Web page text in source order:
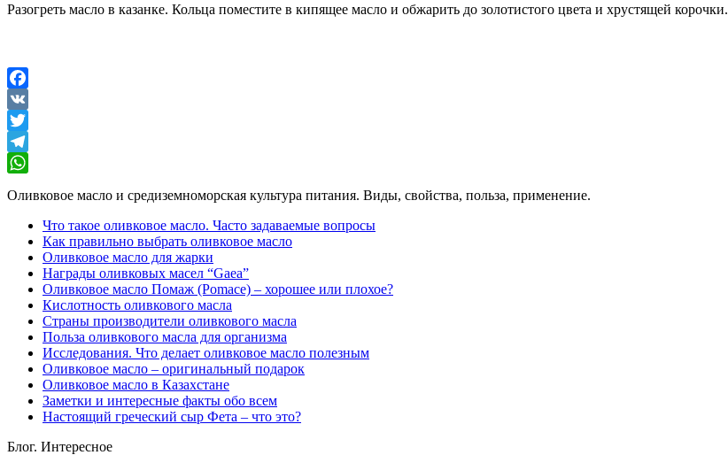
Разогреть масло в казанке. Кольца поместите в кипящее масло и обжарить до золотистого цвета и хрустящей корочки.
Facebook
VK
Twitter
Telegram
Оливковое масло и средиземноморская культура питания. Виды, свойства, польза, применение.
Что такое оливковое масло. Часто задаваемые вопросы
Как правильно выбрать оливковое масло
Оливковое масло для жарки
Награды оливковых масел “Gaea”
Оливковое масло Помаж (Pomace) – хорошее или плохое?
Кислотность оливкового масла
Страны производители оливкового масла
Польза оливкового масла для организма
Исследования. Что делает оливковое масло полезным
Оливковое масло – оригинальный подарок
Оливковое масло в Казахстане
Заметки и интересные факты обо всем
Настоящий греческий сыр Фета – что это?
Блог. Интересное